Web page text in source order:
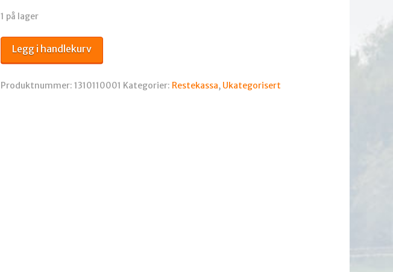
1 på lager
Romtermostat
th
Legg i handlekurv
Produktnummer:1310110001 Kategorier: Restekassa, Ukategorisert